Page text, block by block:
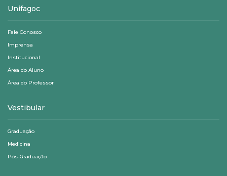
Unifagoc
Fale Conosco
Imprensa
Institucional
Área do Aluno
Área do Professor
Vestibular
Graduação
Medicina
Pós-Graduação